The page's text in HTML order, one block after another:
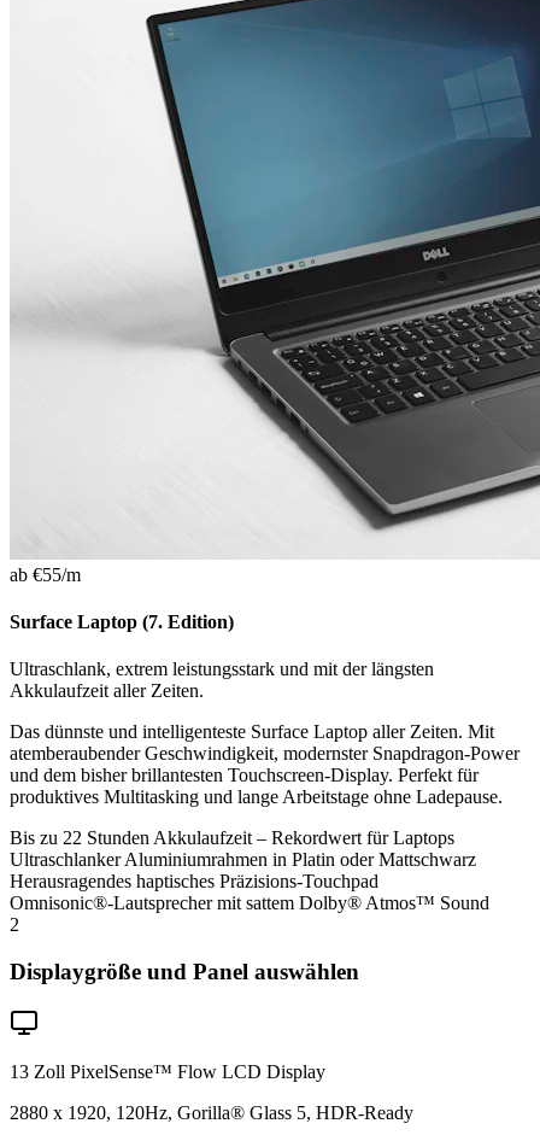
ab €55/m
Surface Laptop (7. Edition)
Ultraschlank, extrem leistungsstark und mit der längsten
Akkulaufzeit aller Zeiten.
Das dünnste und intelligenteste Surface Laptop aller Zeiten. Mit
atemberaubender Geschwindigkeit, modernster Snapdragon-Power
und dem bisher brillantesten Touchscreen-Display. Perfekt für
produktives Multitasking und lange Arbeitstage ohne Ladepause.
Bis zu 22 Stunden Akkulaufzeit – Rekordwert für Laptops
Ultraschlanker Aluminiumrahmen in Platin oder Mattschwarz
Herausragendes haptisches Präzisions-Touchpad
Omnisonic®-Lautsprecher mit sattem Dolby® Atmos™ Sound
2
Displaygröße und Panel auswählen
13 Zoll PixelSense™ Flow LCD Display
2880 x 1920, 120Hz, Gorilla® Glass 5, HDR-Ready